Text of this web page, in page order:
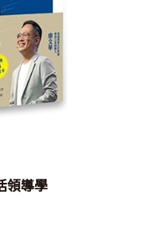
領導學